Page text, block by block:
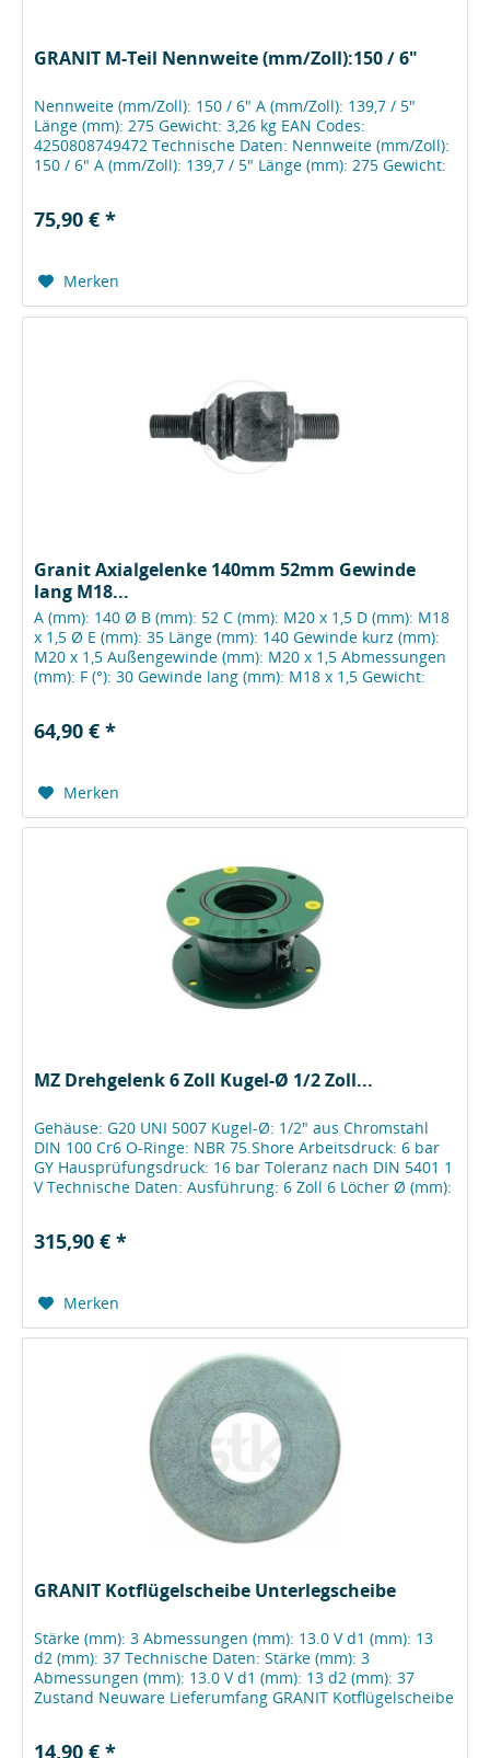
GRANIT M-Teil Nennweite (mm/Zoll):150 / 6"
Nennweite (mm/Zoll): 150 / 6" A (mm/Zoll): 139,7 / 5"
Länge (mm): 275 Gewicht: 3,26 kg EAN Codes:
4250808749472 Technische Daten: Nennweite (mm/Zoll):
150 / 6" A (mm/Zoll): 139,7 / 5" Länge (mm): 275 Gewicht:
75,90 € *
Merken
Granit Axialgelenke 140mm 52mm Gewinde
lang M18...
A (mm): 140 Ø B (mm): 52 C (mm): M20 x 1,5 D (mm): M18
x 1,5 Ø E (mm): 35 Länge (mm): 140 Gewinde kurz (mm):
M20 x 1,5 Außengewinde (mm): M20 x 1,5 Abmessungen
(mm): F (°): 30 Gewinde lang (mm): M18 x 1,5 Gewicht:
64,90 € *
Merken
MZ Drehgelenk 6 Zoll Kugel-Ø 1/2 Zoll...
Gehäuse: G20 UNI 5007 Kugel-Ø: 1/2" aus Chromstahl
DIN 100 Cr6 O-Ringe: NBR 75.Shore Arbeitsdruck: 6 bar
GY Hausprüfungsdruck: 16 bar Toleranz nach DIN 5401 1
V Technische Daten: Ausführung: 6 Zoll 6 Löcher Ø (mm):
315,90 € *
Merken
GRANIT Kotflügelscheibe Unterlegscheibe
Stärke (mm): 3 Abmessungen (mm): 13.0 V d1 (mm): 13
d2 (mm): 37 Technische Daten: Stärke (mm): 3
Abmessungen (mm): 13.0 V d1 (mm): 13 d2 (mm): 37
Zustand Neuware Lieferumfang GRANIT Kotflügelscheibe
14,90 € *